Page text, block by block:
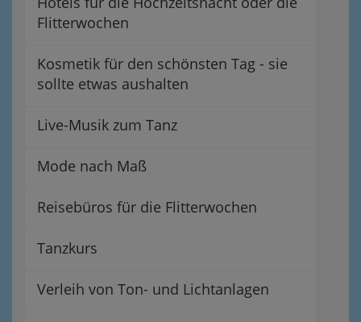
Flitterwochen
Kosmetik für den schönsten Tag - sie
sollte etwas aushalten
Live-Musik zum Tanz
Mode nach Maß
Reisebüros für die Flitterwochen
Tanzkurs
Verleih von Ton- und Lichtanlagen